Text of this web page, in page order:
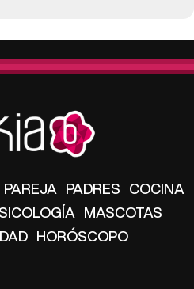
PAREJA PADRES COCINA
MASCOTAS
HORÓSCOPO